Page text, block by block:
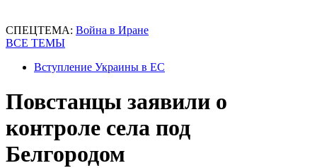
СПЕЦТЕМА: Война в Иране
ВСЕ ТЕМЫ
Вступление Украины в ЕС
Повстанцы заявили о
контроле села под
Белгородом